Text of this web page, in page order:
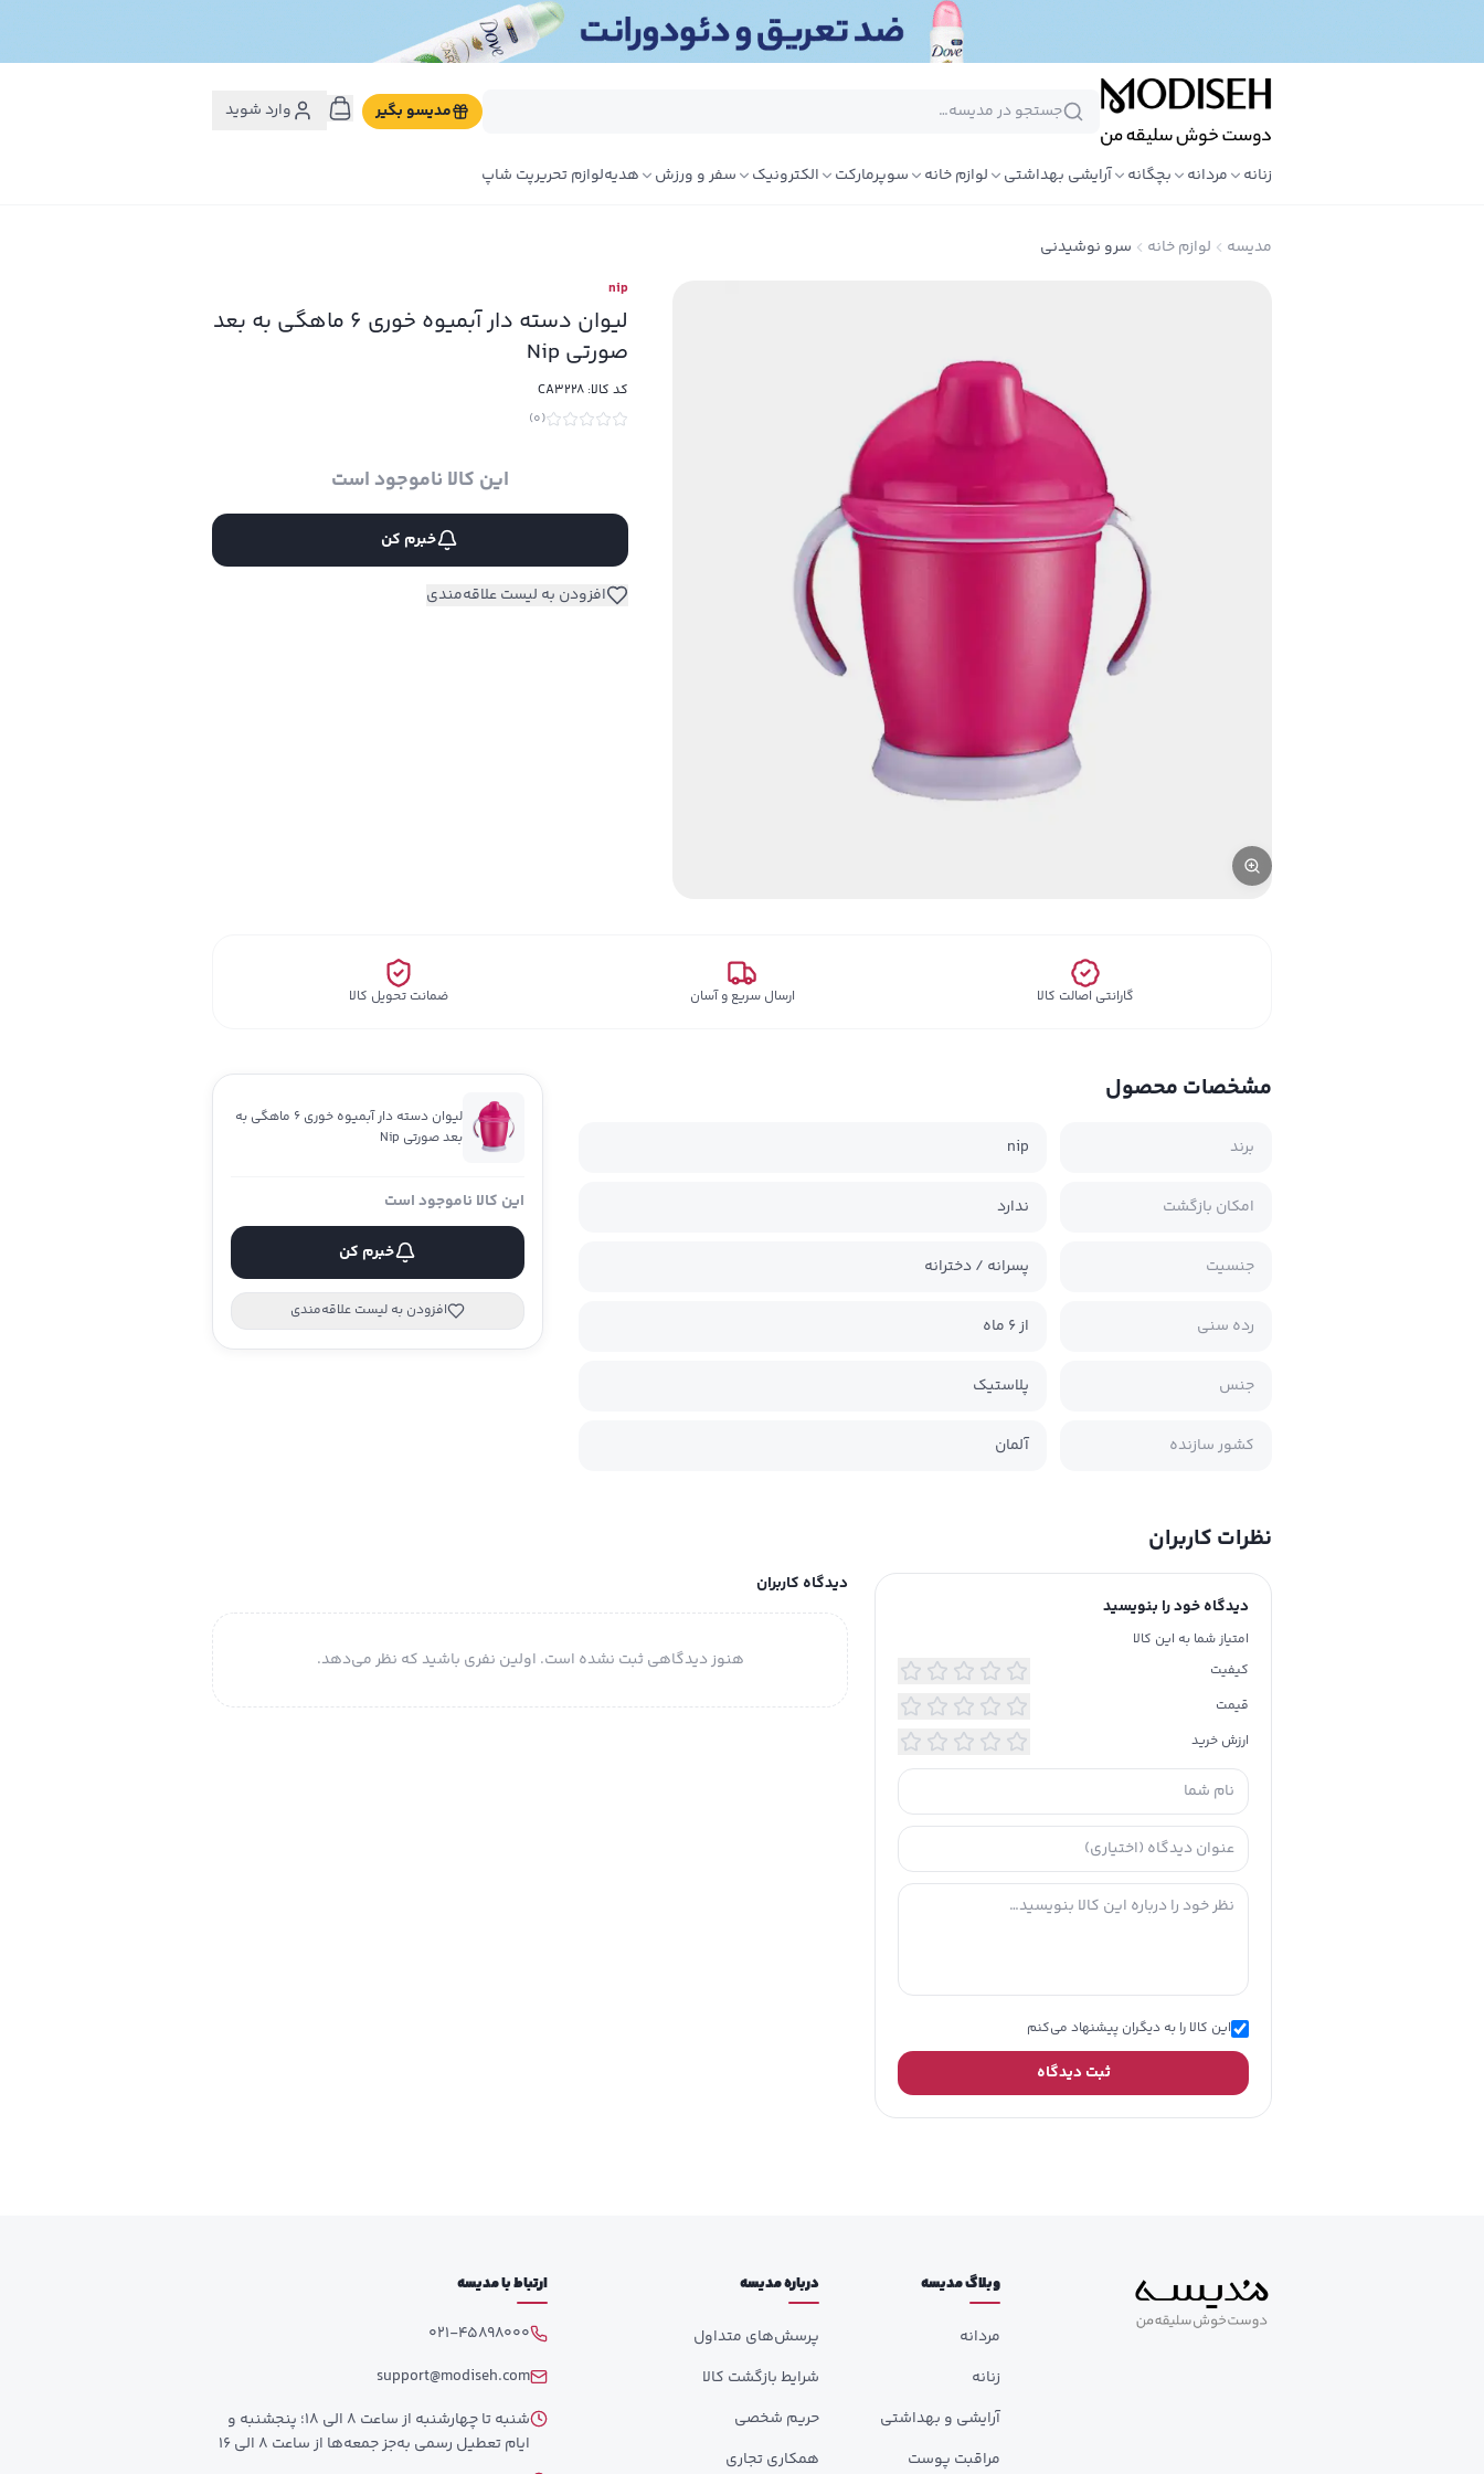
مدیسو بگیر وارد شوید
زنانه مردانه بچگانه آرایشی بهداشتی لوازم خانه سوپرمارکت الکترونیک سفر و ورزش هدیهلوازم تحریرپت شاپ
مدیسه لوازم خانه سرو نوشیدنی
nip
لیوان دسته دار آبمیوه خوری 6 ماهگی به بعد
صورتی Nip
کد کالا:CA3228
(
0
)
این کالا ناموجود است
خبرم کن
افزودن به لیست علاقه‌مندی
گارانتی اصالت کالا ارسال سریع و آسان ضمانت تحویل کالا
مشخصات محصول
برند nip
امکان بازگشت ندارد
جنسیت پسرانه / دخترانه
رده سنی از 6 ماه
جنس پلاستیک
کشور سازنده آلمان
لیوان دسته دار آبمیوه خوری 6 ماهگی به
بعد صورتی Nip
این کالا ناموجود است
خبرم کن
افزودن به لیست علاقه‌مندی
نظرات کاربران
دیدگاه خود را بنویسید
امتیاز شما به این کالا
کیفیت
قیمت
ارزش خرید
این کالا را به دیگران پیشنهاد می‌کنم
ثبت دیدگاه
دیدگاه کاربران
هنوز دیدگاهی ثبت نشده است. اولین نفری باشید که نظر می‌دهد.
وبلاگ مدیسه
مردانه
زنانه
آرایشی و بهداشتی
مراقبت پوست
درباره مدیسه
پرسش‌های متداول
شرایط بازگشت کالا
حریم شخصی
همکاری تجاری
ارتباط با مدیسه
021-45898000
support@modiseh.com
شنبه تا چهارشنبه از ساعت 8 الی 18؛ پنجشنبه و
ایام تعطیل رسمی به‌جز جمعه‌ها از ساعت 8 الی 16